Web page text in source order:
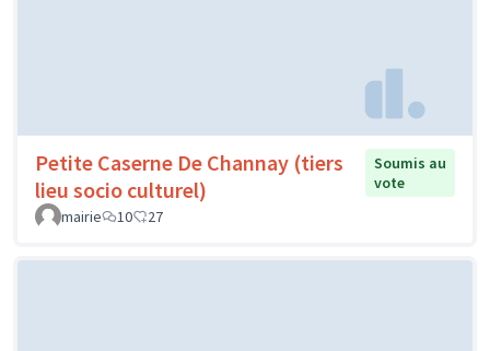
Petite Caserne De Channay (tiers
lieu socio culturel)
Soumis au
vote
mairie
10 27